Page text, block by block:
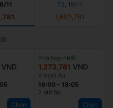
11 T5, 19/11
1,692,781
VND
Chọn
Phù hợp nhất
1,273,781 VND
Vietjet Air
16:00- 18:05
2 giờ 5p
Chọn